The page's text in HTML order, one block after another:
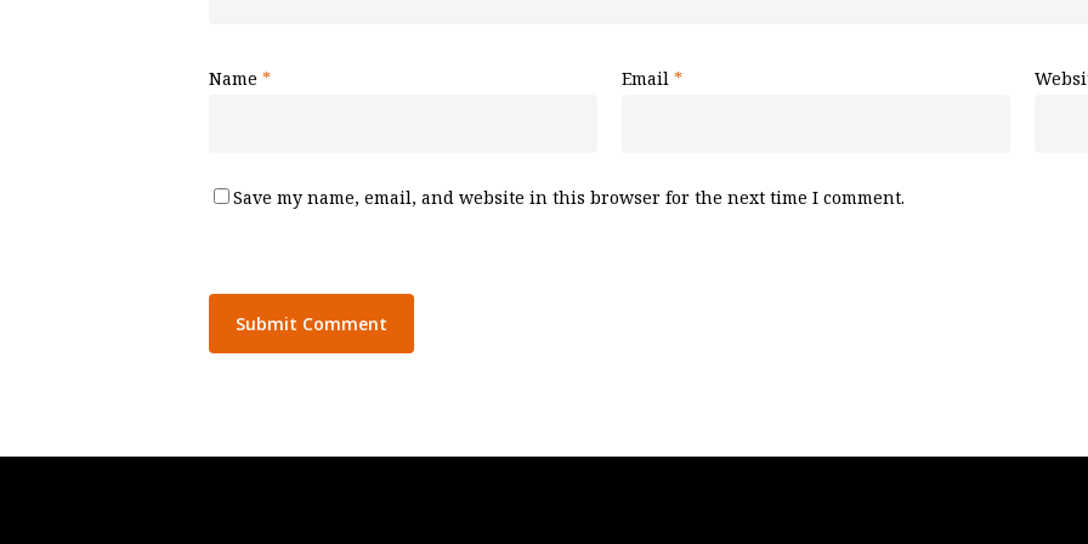
Name * Email *
Save my name, email, and website in this browser for the next time I comment.